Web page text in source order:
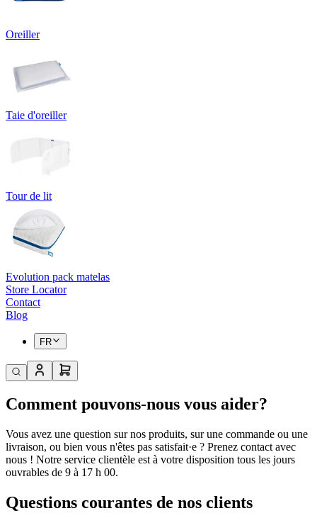
Oreiller
Taie d'oreiller
Tour de lit
Evolution pack matelas
Store Locator
Contact
Blog
FR
Comment pouvons-nous vous aider?
Vous avez une question sur nos produits, sur une commande ou une
livraison, ou bien vous n'êtes pas satisfait·e ? Prenez contact avec
nous ! Notre service clientèle est à votre disposition tous les jours
ouvrables de 9 à 17 h 00.
Questions courantes de nos clients